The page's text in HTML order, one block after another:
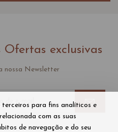
Ofertas exclusivas
nossa Newsletter
para fins analíticos e
com as suas
de navegação e do seu